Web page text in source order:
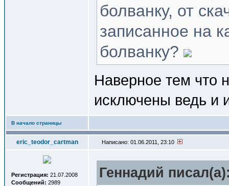
болванку, от
записанное на
болванку?
Наверное тем что
исключены ведь и
В начало страницы
eric_teodor_cartman Написано: 01.06.2011, 23:10
Регистрация: 21.07.2008
Сообщений: 2989
Геннадий